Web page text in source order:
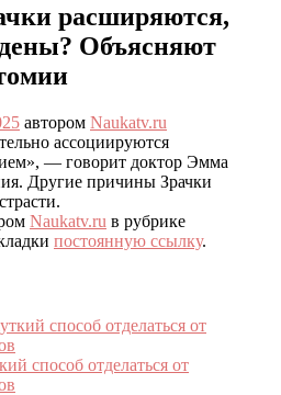
расширяются,
Объясняют
автором Naukatv.ru
ассоциируются
— говорит доктор Эмма
Другие причины Зрачки
Naukatv.ru в рубрике
постоянную ссылку.
способ отделаться от